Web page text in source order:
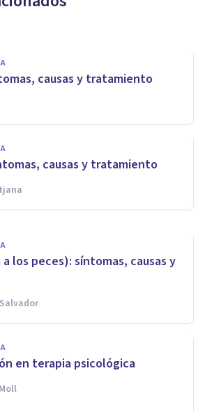
causas y tratamiento
causas y tratamiento
síntomas,
los peces): síntomas, causas y
en terapia psicológica